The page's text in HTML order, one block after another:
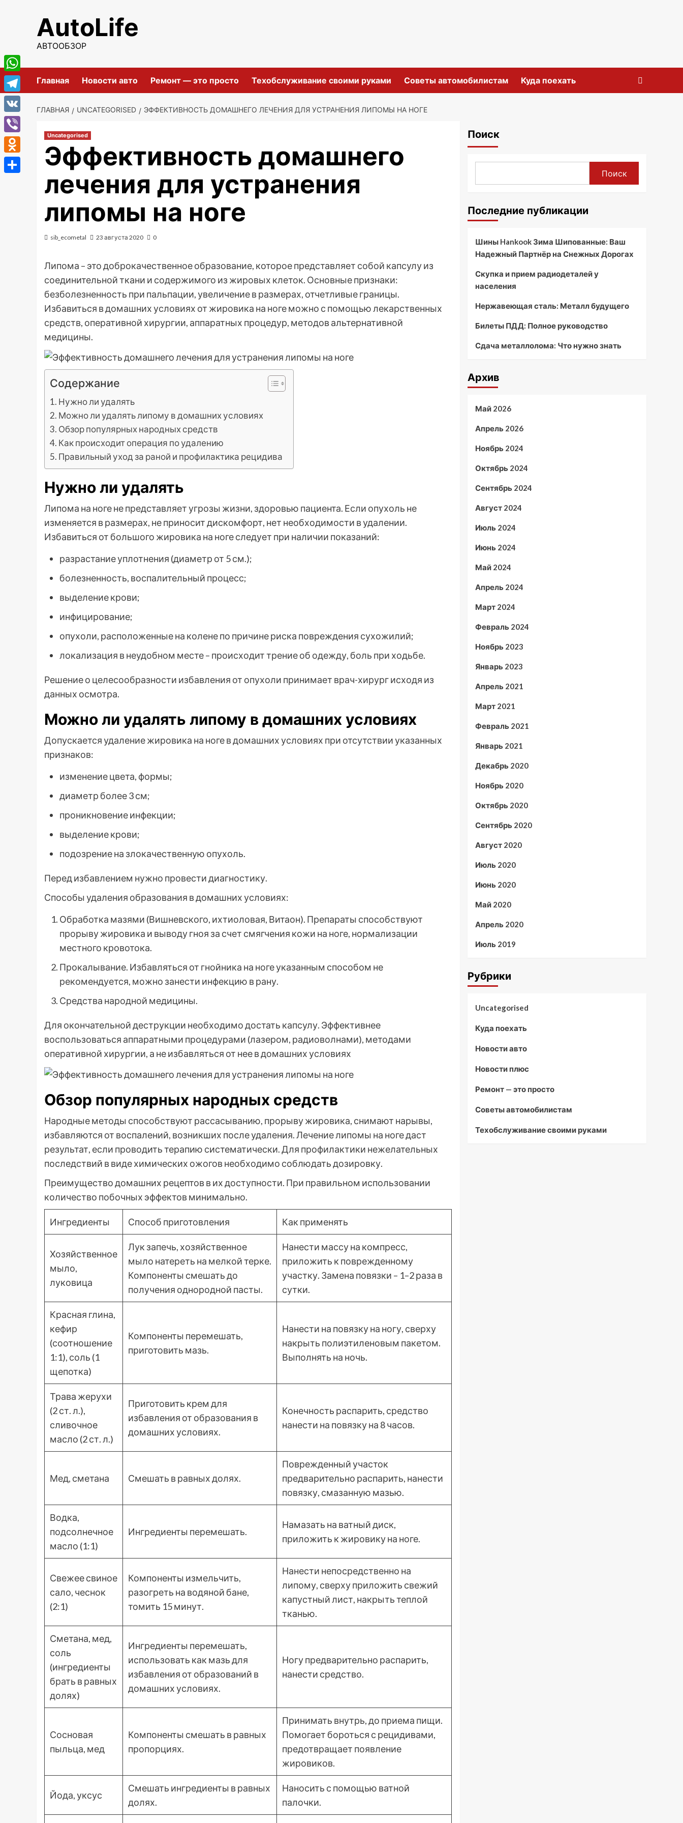
содержимомуAutoLife
АВТООБЗОР
Главная Новости авто Ремонт — это просто Техобслуживание своими руками Советы автомобилистам Куда поехать
ГЛАВНАЯ UNCATEGORISED ЭФФЕКТИВНОСТЬ ДОМАШНЕГО ЛЕЧЕНИЯ ДЛЯ УСТРАНЕНИЯ ЛИПОМЫ НА НОГЕ
Uncategorised
Эффективность домашнего
лечения для устранения
липомы на ноге
sib_ecometal 23 августа 2020 0
Липома – это доброкачественное образование, которое представляет собой капсулу из
соединительной ткани и содержимого из жировых клеток. Основные признаки:
безболезненность при пальпации, увеличение в размерах, отчетливые границы.
Избавиться в домашних условиях от жировика на ноге можно с помощью лекарственных
средств, оперативной хирургии, аппаратных процедур, методов альтернативной
медицины.
Содержание
Нужно ли удалять
Можно ли удалять липому в домашних условиях
Обзор популярных народных средств
Как происходит операция по удалению
Правильный уход за раной и профилактика рецидива
Нужно ли удалять
Липома на ноге не представляет угрозы жизни, здоровью пациента. Если опухоль не
изменяется в размерах, не приносит дискомфорт, нет необходимости в удалении.
Избавиться от большого жировика на ноге следует при наличии показаний:
разрастание уплотнения (диаметр от 5 см.);
болезненность, воспалительный процесс;
выделение крови;
инфицирование;
опухоли, расположенные на колене по причине риска повреждения сухожилий;
локализация в неудобном месте – происходит трение об одежду, боль при ходьбе.
Решение о целесообразности избавления от опухоли принимает врач-хирург исходя из
данных осмотра.
Можно ли удалять липому в домашних условиях
Допускается удаление жировика на ноге в домашних условиях при отсутствии указанных
признаков:
изменение цвета, формы;
диаметр более 3 см;
проникновение инфекции;
выделение крови;
подозрение на злокачественную опухоль.
Перед избавлением нужно провести диагностику.
Способы удаления образования в домашних условиях:
Обработка мазями (Вишневского, ихтиоловая, Витаон). Препараты способствуют
прорыву жировика и выводу гноя за счет смягчения кожи на ноге, нормализации
местного кровотока.
Прокалывание. Избавляться от гнойника на ноге указанным способом не
рекомендуется, можно занести инфекцию в рану.
Средства народной медицины.
Для окончательной деструкции необходимо достать капсулу. Эффективнее
воспользоваться аппаратными процедурами (лазером, радиоволнами), методами
оперативной хирургии, а не избавляться от нее в домашних условиях
Обзор популярных народных средств
Народные методы способствуют рассасыванию, прорыву жировика, снимают нарывы,
избавляются от воспалений, возникших после удаления. Лечение липомы на ноге даст
результат, если проводить терапию систематически. Для профилактики нежелательных
последствий в виде химических ожогов необходимо соблюдать дозировку.
Преимущество домашних рецептов в их доступности. При правильном использовании
количество побочных эффектов минимально.
Ингредиенты Способ приготовления Как применять
Хозяйственное
мыло,
луковица
Лук запечь, хозяйственное
мыло натереть на мелкой терке.
Компоненты смешать до
получения однородной пасты.
Нанести массу на компресс,
приложить к поврежденному
участку. Замена повязки – 1–2 раза в
сутки.
Красная глина,
кефир
(соотношение
1:1), соль (1
щепотка)
Компоненты перемешать,
приготовить мазь.
Нанести на повязку на ногу, сверху
накрыть полиэтиленовым пакетом.
Выполнять на ночь.
Трава жерухи
(2 ст. л.),
сливочное
масло (2 ст. л.)
Приготовить крем для
избавления от образования в
домашних условиях.
Конечность распарить, средство
нанести на повязку на 8 часов.
Мед, сметана Смешать в равных долях.
Поврежденный участок
предварительно распарить, нанести
повязку, смазанную мазью.
Водка,
подсолнечное
масло (1:1)
Ингредиенты перемешать.
Намазать на ватный диск,
приложить к жировику на ноге.
Свежее свиное
сало, чеснок
(2:1)
Компоненты измельчить,
разогреть на водяной бане,
томить 15 минут.
Нанести непосредственно на
липому, сверху приложить свежий
капустный лист, накрыть теплой
тканью.
Сметана, мед,
соль
(ингредиенты
брать в равных
долях)
Ингредиенты перемешать,
использовать как мазь для
избавления от образований в
домашних условиях.
Ногу предварительно распарить,
нанести средство.
Сосновая
пыльца, мед
Компоненты смешать в равных
пропорциях.
Принимать внутрь, до приема пищи.
Помогает бороться с рецидивами,
предотвращает появление
жировиков.
Йода, уксус
Смешать ингредиенты в равных
долях.
Наносить с помощью ватной
палочки.
Поиск
Поиск
Последние публикации
Шины Hankook Зима Шипованные: Ваш
Надежный Партнёр на Снежных Дорогах
Скупка и прием радиодеталей у
населения
Нержавеющая сталь: Металл будущего
Билеты ПДД: Полное руководство
Сдача металлолома: Что нужно знать
Архив
Май 2026
Апрель 2026
Ноябрь 2024
Октябрь 2024
Сентябрь 2024
Август 2024
Июль 2024
Июнь 2024
Май 2024
Апрель 2024
Март 2024
Февраль 2024
Ноябрь 2023
Январь 2023
Апрель 2021
Март 2021
Февраль 2021
Январь 2021
Декабрь 2020
Ноябрь 2020
Октябрь 2020
Сентябрь 2020
Август 2020
Июль 2020
Июнь 2020
Май 2020
Апрель 2020
Июль 2019
Рубрики
Uncategorised
Куда поехать
Новости авто
Новости плюс
Ремонт — это просто
Советы автомобилистам
Техобслуживание своими руками
WhatsApp
Telegram
VK
Viber
Odnoklassniki